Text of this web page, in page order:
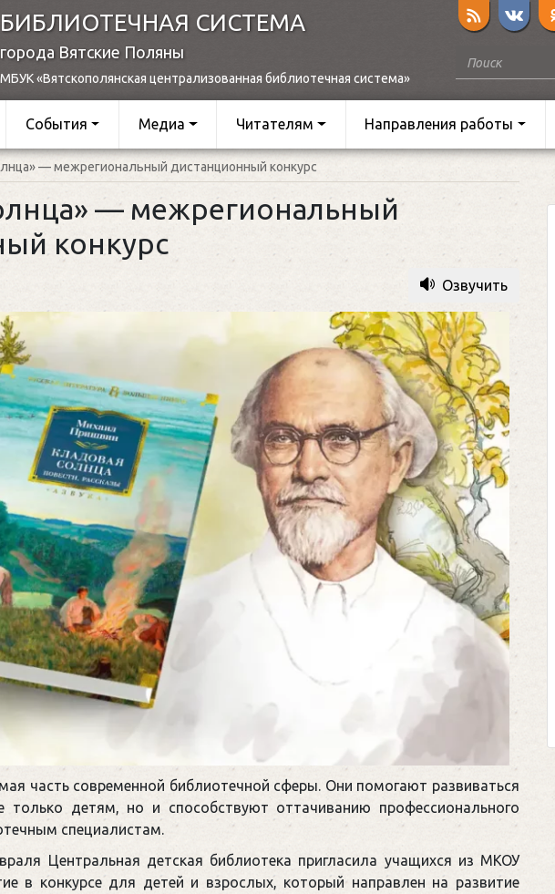
БИБЛИОТЕЧНАЯ СИСТЕМА
города Вятские Поляны
МБУК «Вятскополянская централизованная библиотечная система»
События Медиа Читателям Направления работы
— межрегиональный дистанционный конкурс
— межрегиональный
конкурс
Озвучить
часть современной библиотечной сферы. Они помогают развиваться
только детям, но и способствуют оттачиванию профессионального
специалистам.
Центральная детская библиотека пригласила учащихся из МКОУ
в конкурсе для детей и взрослых, который направлен на развитие